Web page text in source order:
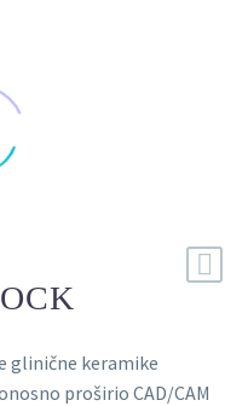
glinične keramike
proširio CAD/CAM